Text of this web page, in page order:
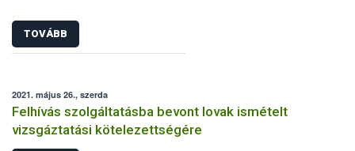
TOVÁBB
2021. május 26., szerda
Felhívás szolgáltatásba bevont lovak ismételt
vizsgáztatási kötelezettségére